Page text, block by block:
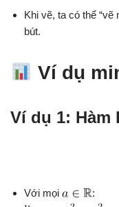
Khi vẽ, ta có thể “vẽ
bút.
Ví dụ
Ví dụ 1: Hàm
Với mọi
: